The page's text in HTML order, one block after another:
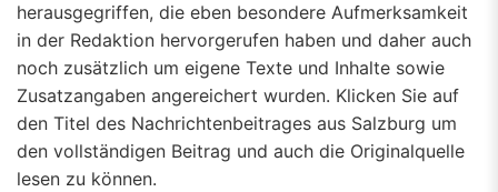
herausgegriffen, die eben besondere Aufmerksamkeit
in der Redaktion hervorgerufen haben und daher auch
noch zusätzlich um eigene Texte und Inhalte sowie
Zusatzangaben angereichert wurden. Klicken Sie auf
den Titel des Nachrichtenbeitrages aus Salzburg um
den vollständigen Beitrag und auch die Originalquelle
lesen zu können.